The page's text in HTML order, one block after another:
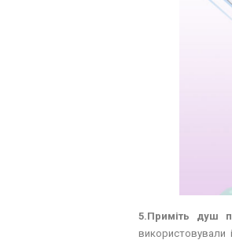
5.Приміть душ
використовували